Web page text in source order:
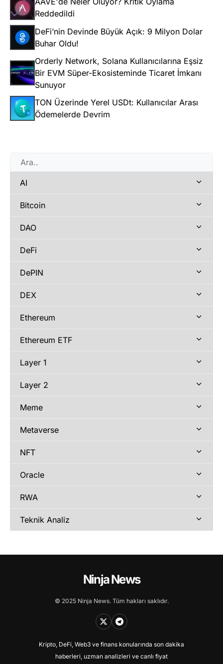
Reddedildi
DeFi’nin Devinde Büyük Açık: 9 Milyon Dolar
Buhar Oldu!
Orderly Network, Solana Kullanıcılarına Eşsiz
Bir EVM Süper-Ekosisteminde Ticaret İmkanı
Sunuyor
TON Üzerinde Yerel USDt: Kullanıcılar Arası
Ödemelerde Devrim
AI
Bitcoin
DAO
DeFi
DePIN
DEX
Ethereum
Ethereum ETF
Layer 1
Layer 2
Meme
Metaverse
NFT
Oracle
RWA
Teknik Analiz
Ninja News
© 2025 Ninja News. Tüm hakları saklıdır.
Kripto, DeFi, Web3 ve finans konularında son dakika
haberleri, uzman analizleri ve canlı fiyat